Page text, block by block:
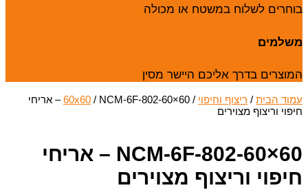
בוחרים לשלוח במשטח או מכולה
משלמים
המוצרים בדרך אליכם היישר מסין
עמוד הבית / ריצוף וחיפוי /
60x60/ NCM-6F-802-60×60 – אריחי
חיפוי וריצוף מצוירים
NCM-6F-802-60×60 – אריחי
חיפוי וריצוף מצוירים